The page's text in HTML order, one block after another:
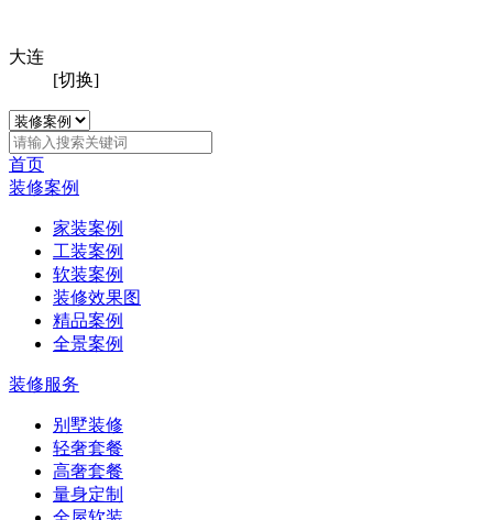
大连
[切换]
首页
装修案例
家装案例
工装案例
软装案例
装修效果图
精品案例
全景案例
装修服务
别墅装修
轻奢套餐
高奢套餐
量身定制